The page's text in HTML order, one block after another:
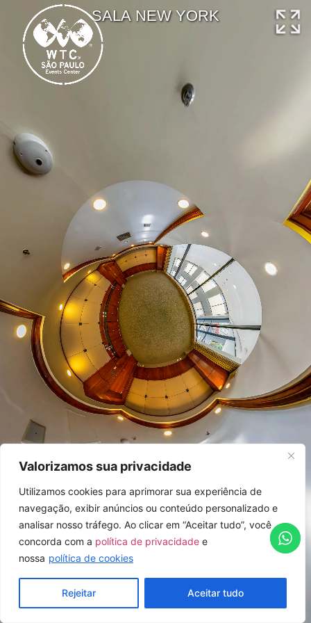
Valorizamos sua privacidade
Utilizamos cookies para aprimorar sua experiência de
navegação, exibir anúncios ou conteúdo personalizado e
analisar nosso tráfego. Ao clicar em “Aceitar tudo”, você
concorda com a política de privacidade e
nossa política de cookies
Rejeitar Aceitar tudo